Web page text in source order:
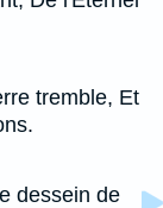
tremble, Et
dessein de